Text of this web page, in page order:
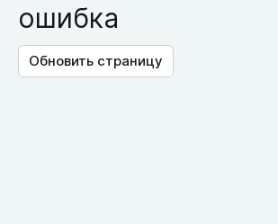
ошибка
Обновить страницу